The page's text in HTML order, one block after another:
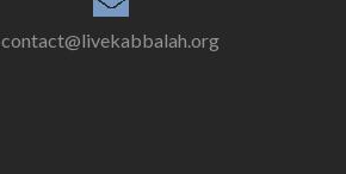
contact@livekabbalah.org